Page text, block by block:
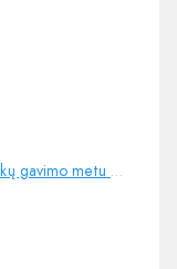
Darbas motinystės ir vaiko priežiūros Išmokų gavimo metu – ką reikia žinoti ir kaip neapsiskaičiuoti